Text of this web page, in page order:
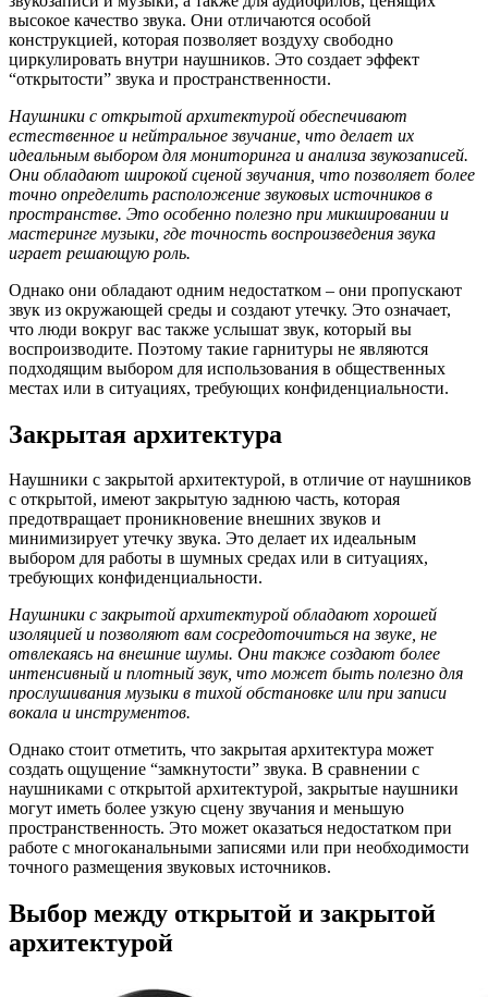
высокое качество звука. Они отличаются особой
конструкцией, которая позволяет воздуху свободно
циркулировать внутри наушников. Это создает эффект
“открытости” звука и пространственности.
Наушники с открытой архитектурой обеспечивают
естественное и нейтральное звучание, что делает их
идеальным выбором для мониторинга и анализа звукозаписей.
Они обладают широкой сценой звучания, что позволяет более
точно определить расположение звуковых источников в
пространстве. Это особенно полезно при микшировании и
мастеринге музыки, где точность воспроизведения звука
играет решающую роль.
Однако они обладают одним недостатком – они пропускают
звук из окружающей среды и создают утечку. Это означает,
что люди вокруг вас также услышат звук, который вы
воспроизводите. Поэтому такие гарнитуры не являются
подходящим выбором для использования в общественных
местах или в ситуациях, требующих конфиденциальности.
Закрытая архитектура
Наушники с закрытой архитектурой, в отличие от наушников
с открытой, имеют закрытую заднюю часть, которая
предотвращает проникновение внешних звуков и
минимизирует утечку звука. Это делает их идеальным
выбором для работы в шумных средах или в ситуациях,
требующих конфиденциальности.
Наушники с закрытой архитектурой обладают хорошей
изоляцией и позволяют вам сосредоточиться на звуке, не
отвлекаясь на внешние шумы. Они также создают более
интенсивный и плотный звук, что может быть полезно для
прослушивания музыки в тихой обстановке или при записи
вокала и инструментов.
Однако стоит отметить, что закрытая архитектура может
создать ощущение “замкнутости” звука. В сравнении с
наушниками с открытой архитектурой, закрытые наушники
могут иметь более узкую сцену звучания и меньшую
пространственность. Это может оказаться недостатком при
работе с многоканальными записями или при необходимости
точного размещения звуковых источников.
Выбор между открытой и закрытой
архитектурой